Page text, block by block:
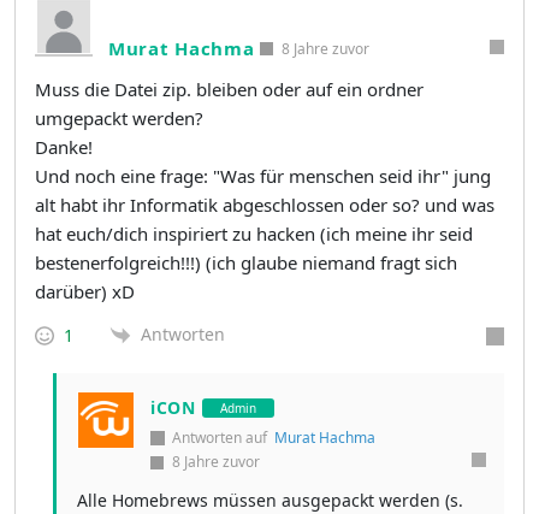
Murat Hachma 8 Jahre zuvor
Muss die Datei zip. bleiben oder auf ein ordner
umgepackt werden?
Danke!
Und noch eine frage: "Was für menschen seid ihr" jung
alt habt ihr Informatik abgeschlossen oder so? und was
hat euch/dich inspiriert zu hacken (ich meine ihr seid
bestenerfolgreich!!!) (ich glaube niemand fragt sich
darüber) xD
1 Antworten
iCON Admin
Antworten auf Murat Hachma
8 Jahre zuvor
Alle Homebrews müssen ausgepackt werden (s.